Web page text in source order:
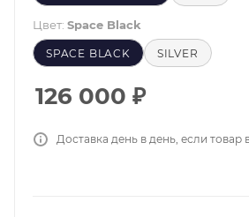
Цвет: Space Black
SPACE BLACK SILVER
126 000 ₽
Доставка день в день, если товар